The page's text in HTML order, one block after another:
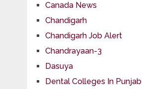
Canada News
Chandigarh
Chandigarh Job Alert
Chandrayaan-3
Dasuya
Dental Colleges In Punjab